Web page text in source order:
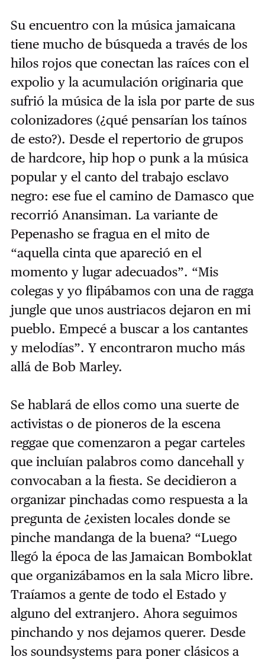
Su encuentro con la música jamaicana
tiene mucho de búsqueda a través de los
hilos rojos que conectan las raíces con el
expolio y la acumulación originaria que
sufrió la música de la isla por parte de sus
colonizadores (¿qué pensarían los taínos
de esto?). Desde el repertorio de grupos
de hardcore, hip hop o punk a la música
popular y el canto del trabajo esclavo
negro: ese fue el camino de Damasco que
recorrió Anansiman. La variante de
Pepenasho se fragua en el mito de
“aquella cinta que apareció en el
momento y lugar adecuados”. “Mis
colegas y yo flipábamos con una de ragga
jungle que unos austriacos dejaron en mi
pueblo. Empecé a buscar a los cantantes
y melodías”. Y encontraron mucho más
allá de Bob Marley.
Se hablará de ellos como una suerte de
activistas o de pioneros de la escena
reggae que comenzaron a pegar carteles
que incluían palabros como dancehall y
convocaban a la fiesta. Se decidieron a
organizar pinchadas como respuesta a la
pregunta de ¿existen locales donde se
pinche mandanga de la buena? “Luego
llegó la época de las Jamaican Bomboklat
que organizábamos en la sala Micro libre.
Traíamos a gente de todo el Estado y
alguno del extranjero. Ahora seguimos
pinchando y nos dejamos querer. Desde
los soundsystems para poner clásicos a